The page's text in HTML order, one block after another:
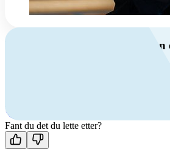
Har du spørsmål om ventilasjon
Kontakt oss
Fant du det du lette etter?